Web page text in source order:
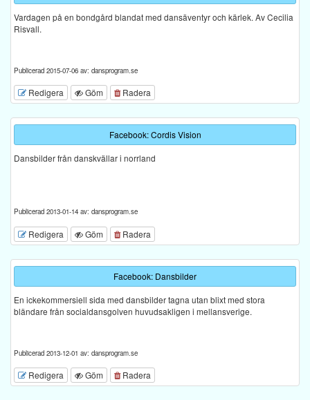
Vardagen på en bondgård blandat med dansäventyr och kärlek. Av Cecilia
Risvall.
Publicerad 2015-07-06 av: dansprogram.se
Redigera Göm Radera
Facebook: Cordis Vision
Dansbilder från danskvällar i norrland
Publicerad 2013-01-14 av: dansprogram.se
Redigera Göm Radera
Facebook: Dansbilder
En ickekommersiell sida med dansbilder tagna utan blixt med stora
bländare från socialdansgolven huvudsakligen i mellansverige.
Publicerad 2013-12-01 av: dansprogram.se
Redigera Göm Radera